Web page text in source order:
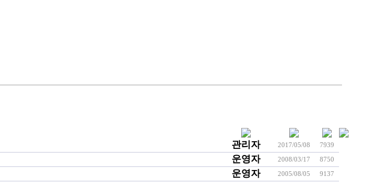
관리자 2017/05/08 7939
운영자 2008/03/17 8750
운영자 2005/08/05 9137